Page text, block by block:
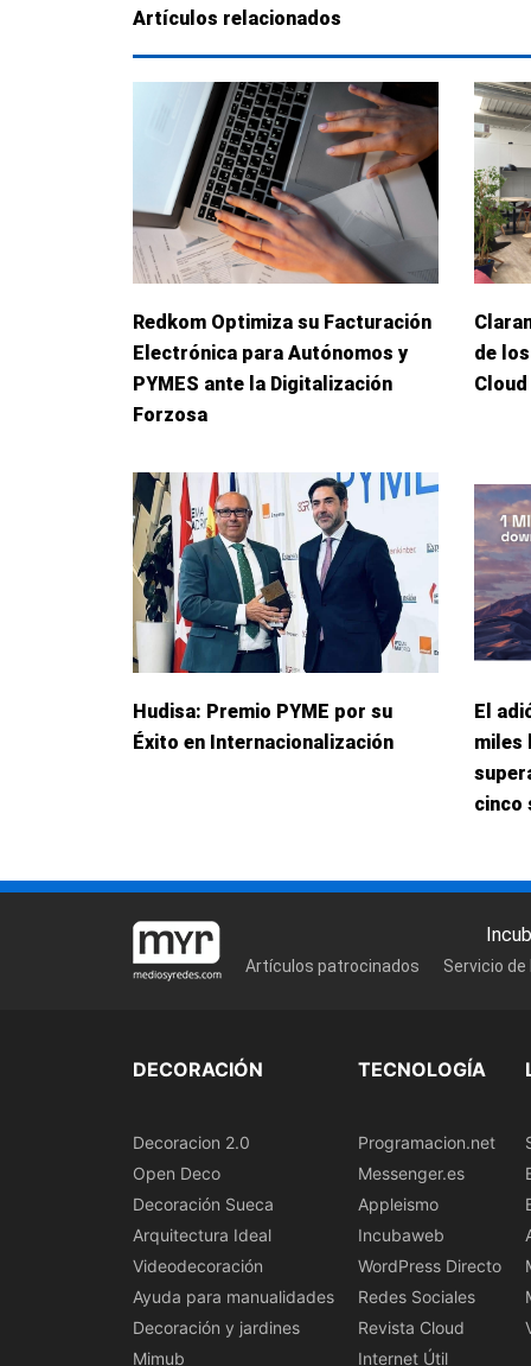
Artículos relacionados
Redkom Optimiza su Facturación
Electrónica para Autónomos y
PYMES ante la Digitalización
Forzosa
de
Cloud
Hudisa: Premio PYME por su
Éxito en Internacionalización
El
miles
cinco
Artículos patrocinados Servicio
DECORACIÓN
Decoracion 2.0
Open Deco
Decoración Sueca
Arquitectura Ideal
Videodecoración
Ayuda para manualidades
Decoración y jardines
Mimub
TECNOLOGÍA
Programacion.net
Messenger.es
Appleismo
Incubaweb
WordPress Directo
Redes Sociales
Revista Cloud
Internet Útil